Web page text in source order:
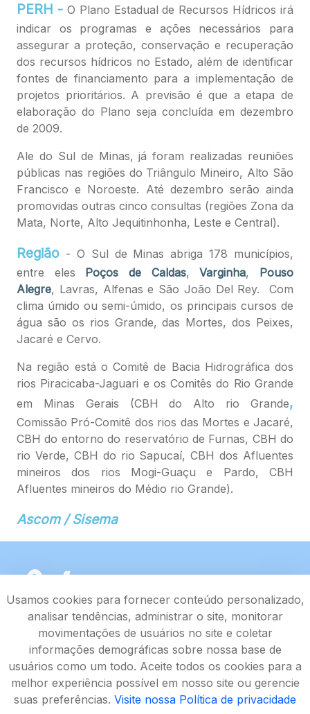
PERH -O Plano Estadual de Recursos Hídricos irá
indicar os programas e ações necessários para
assegurar a proteção, conservação e recuperação
dos recursos hídricos no Estado, além de identificar
fontes de financiamento para a implementação de
projetos prioritários. A previsão é que a etapa de
elaboração do Plano seja concluída em dezembro
de 2009.
Ale do Sul de Minas, já foram realizadas reuniões
públicas nas regiões do Triângulo Mineiro, Alto São
Francisco e Noroeste. Até dezembro serão ainda
promovidas outras cinco consultas (regiões Zona da
Mata, Norte, Alto Jequitinhonha, Leste e Central).
Região - O Sul de Minas abriga 178 municípios,
entre eles Poços de Caldas,Varginha, Pouso
Alegre, Lavras, Alfenas e São João Del Rey. Com
clima úmido ou semi-úmido, os principais cursos de
água são os rios Grande, das Mortes, dos Peixes,
Jacaré e Cervo.
Na região está o Comitê de Bacia Hidrográfica dos
rios Piracicaba-Jaguari e os Comitês do Rio Grande
em Minas Gerais (CBH do Alto rio Grande,
Comissão Pró-Comitê dos rios das Mortes e Jacaré,
CBH do entorno do reservatório de Furnas, CBH do
rio Verde, CBH do rio Sapucaí, CBH dos Afluentes
mineiros dos rios Mogi-Guaçu e Pardo, CBH
Afluentes mineiros do Médio rio Grande).
Ascom / Sisema
Usamos cookies para fornecer conteúdo personalizado,
analisar tendências, administrar o site, monitorar
movimentações de usuários no site e coletar
informações demográficas sobre nossa base de
usuários como um todo. Aceite todos os cookies para a
melhor experiência possível em nosso site ou gerencie
suas preferências. Visite nossa Política de privacidade